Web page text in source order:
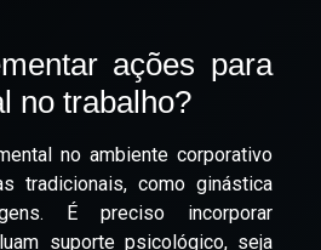
ações para
no trabalho?
no ambiente corporativo
tradicionais, como ginástica
É preciso incorporar
suporte psicológico, seja